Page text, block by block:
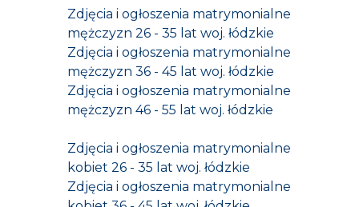
Zdjęcia i ogłoszenia matrymonialne
mężczyzn 26 - 35 lat woj. łódzkie
Zdjęcia i ogłoszenia matrymonialne
mężczyzn 36 - 45 lat woj. łódzkie
Zdjęcia i ogłoszenia matrymonialne
mężczyzn 46 - 55 lat woj. łódzkie
Zdjęcia i ogłoszenia matrymonialne
kobiet 26 - 35 lat woj. łódzkie
Zdjęcia i ogłoszenia matrymonialne